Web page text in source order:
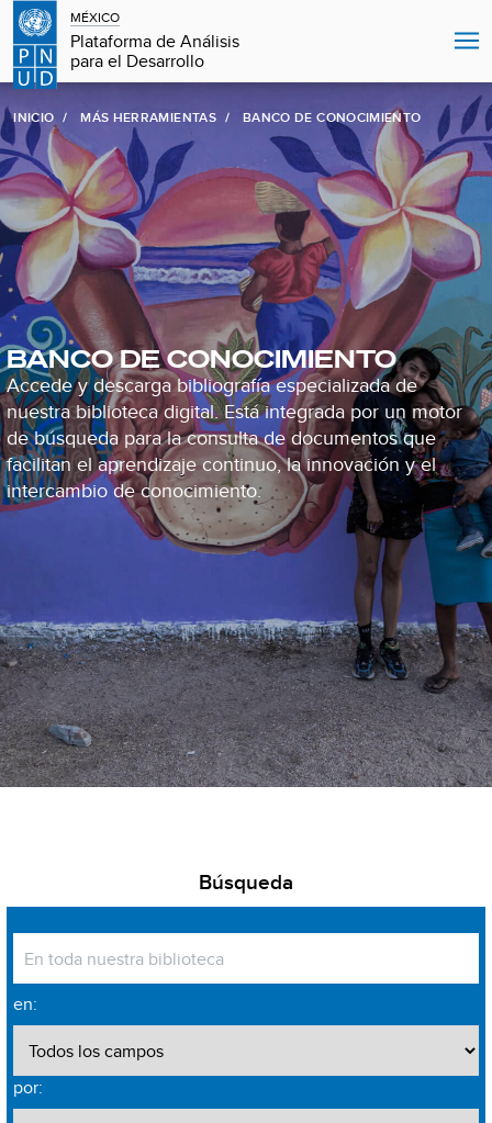
MÉXICO
Plataforma de Análisis
para el Desarrollo
INICIO MÁS HERRAMIENTAS BANCO DE CONOCIMIENTO
BANCO DE CONOCIMIENTO
Accede y descarga bibliografía especializada de
nuestra biblioteca digital. Está integrada por un motor
de búsqueda para la consulta de documentos que
facilitan el aprendizaje continuo, la innovación y el
intercambio de conocimiento.
Búsqueda
en:
por: